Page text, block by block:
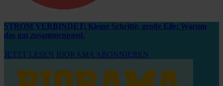
STROM VERBINDET: Kleine Schritte, große Eile: Warum
das gut zusammenpasst.
JETZT LESEN BIORAMA ABONNIEREN